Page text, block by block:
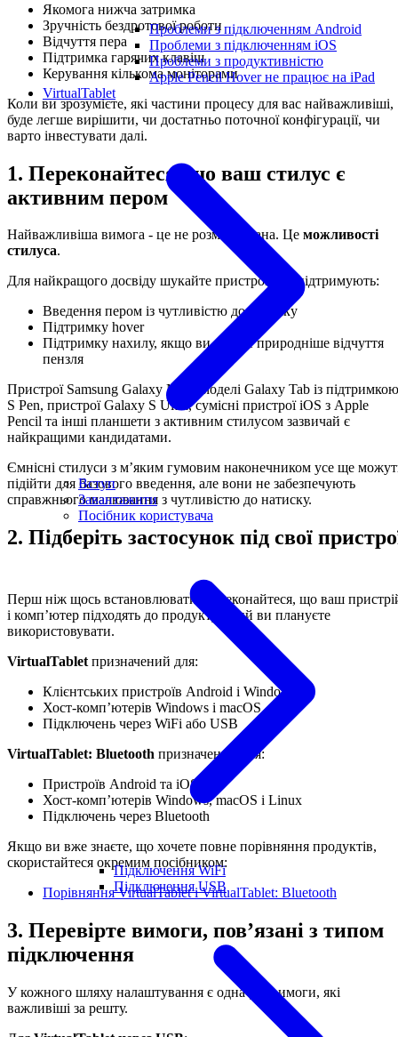
Проблеми з підключенням Android
Проблеми з підключенням iOS
Проблеми з продуктивністю
Apple Pencil Hover не працює на iPad
VirtualTablet
Вступ
Завантажити
Посібник користувача
Підключення WiFi
Підключення USB
Якомога нижча затримка
Зручність бездротової роботи
Відчуття пера
Підтримка гарячих клавіш
Керування кількома моніторами
Коли ви зрозумієте, які частини процесу для вас найважливіші,
буде легше вирішити, чи достатньо поточної конфігурації, чи
варто інвестувати далі.
1. Переконайтеся, що ваш стилус є
активним пером
Найважливіша вимога - це не розмір екрана. Це можливості
стилуса.
Для найкращого досвіду шукайте пристрої, що підтримують:
Введення пером із чутливістю до натиску
Підтримку hover
Підтримку нахилу, якщо ви хочете природніше відчуття
пензля
Пристрої Samsung Galaxy Note, моделі Galaxy Tab із підтримкою
S Pen, пристрої Galaxy S Ultra, сумісні пристрої iOS з Apple
Pencil та інші планшети з активним стилусом зазвичай є
найкращими кандидатами.
Ємнісні стилуси з м’яким гумовим наконечником усе ще
підійти для базового введення, але вони не забезпечують
справжнього малювання з чутливістю до натиску.
2. Підберіть застосунок під свої
Перш ніж щось встановлювати, переконайтеся, що ваш
і комп’ютер підходять до продукту, який ви плануєте
використовувати.
VirtualTablet призначений для:
Клієнтських пристроїв Android і Windows
Хост-комп’ютерів Windows і macOS
Підключень через WiFi або USB
VirtualTablet: Bluetooth призначений для:
Пристроїв Android та iOS
Хост-комп’ютерів Windows, macOS і Linux
Підключень через Bluetooth
Якщо ви вже знаєте, що хочете повне порівняння продуктів,
скористайтеся окремим посібником:
Порівняння VirtualTablet і VirtualTablet: Bluetooth
3. Перевірте вимоги, пов’язані з типом
підключення
У кожного шляху налаштування є одна-дві вимоги, які
важливіші за решту.